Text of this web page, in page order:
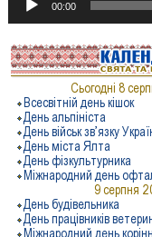
00:00